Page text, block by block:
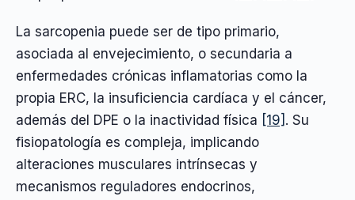
La sarcopenia puede ser de tipo primario,
asociada al envejecimiento, o secundaria a
enfermedades crónicas inflamatorias como la
propia ERC, la insuficiencia cardíaca y el cáncer,
además del DPE o la inactividad física [19] . Su
fisiopatología es compleja, implicando
alteraciones musculares intrínsecas y
mecanismos reguladores endocrinos,